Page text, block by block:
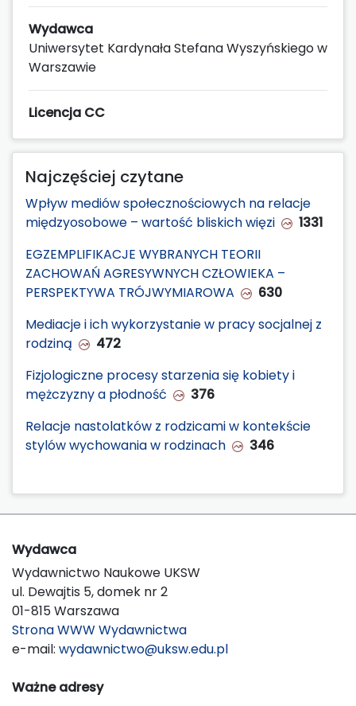
Wydawca
Uniwersytet Kardynała Stefana Wyszyńskiego w
Warszawie
Licencja CC
Najczęściej czytane
Wpływ mediów społecznościowych na relacje
międzyosobowe – wartość bliskich więzi
1331
EGZEMPLIFIKACJE WYBRANYCH TEORII
ZACHOWAŃ AGRESYWNYCH CZŁOWIEKA –
PERSPEKTYWA TRÓJWYMIAROWA
630
Mediacje i ich wykorzystanie w pracy socjalnej z
rodziną
472
Fizjologiczne procesy starzenia się kobiety i
mężczyzny a płodność
376
Relacje nastolatków z rodzicami w kontekście
stylów wychowania w rodzinach
346
Wydawca
Wydawnictwo Naukowe UKSW
ul. Dewajtis 5, domek nr 2
01-815 Warszawa
Strona WWW Wydawnictwa
e-mail: wydawnictwo@uksw.edu.pl
Ważne adresy